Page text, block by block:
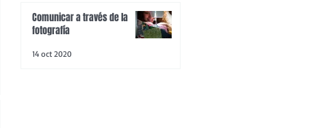
Comunicar a través de la
fotografía
14 oct 2020